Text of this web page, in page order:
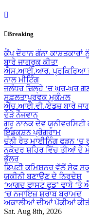
Skip
content
Breaking
ਕੈਂਪ ਦੌਰਾਨ ਗੰਨਾ ਕਾਸ਼ਤਕਾਰਾਂ
ਬਾਰੇ ਜਾਗਰੂਕ ਕੀਤਾ
ਐਸ.ਆਈ.ਆਰ. ਪ੍ਰਕਿਰਿਆ
ਨਾਲ ਮੀਟਿੰਗ
ਜਲੰਧਰ ਜ਼ਿਲ੍ਹੇ ’ਚ ਘਰ-ਘਰ
ਸਫ਼ਲਤਾਪੂਰਵਕ ਮੁਕੰਮਲ
ਐੱਚ.ਆਈ.ਵੀ./ਏਡਜ਼ ਬਾਰੇ
ਦੌੜੇ ਨੌਜਵਾਨ
ਗੁਰੂ ਨਾਨਕ ਦੇਵ
ਇੰਡਕਸ਼ਨ ਪ੍ਰੋਗਰਾਮ
ਚੰਨੀ ਰੇਤ ਮਾਈਨਿੰਗ ਫੜਨ
ਨਕੋਦਰ ਸ਼ਹਿਰ ਵਿੱਚ ਤੀਆਂ ਦੇ
ਭੁੱਲਰ
ਡਿਪਟੀ ਕਮਿਸ਼ਨਰ ਵੱਲੋਂ ਸੇਫ
ਯਕੀਨੀ ਬਣਾਉਣ ਦੇ ਨਿਰਦੇਸ਼
‘ਆਗਦ ਫਾਸਟ ਫੂਡ’ ਢਾਬੇ ‘ਤੇ
‘ਚ ਨਜਾਇਜ਼ ਸ਼ਰਾਬ ਬਰਾਮਦ
ਅਕਾਲੀਆਂ ਦੀਆਂ ਪੱਕੀਆਂ ਕੀਤੀ
Sat. Aug 8th, 2026